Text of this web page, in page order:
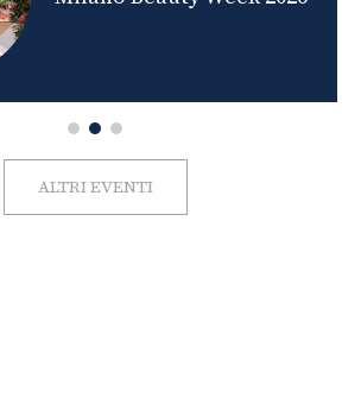
ALTRI EVENTI